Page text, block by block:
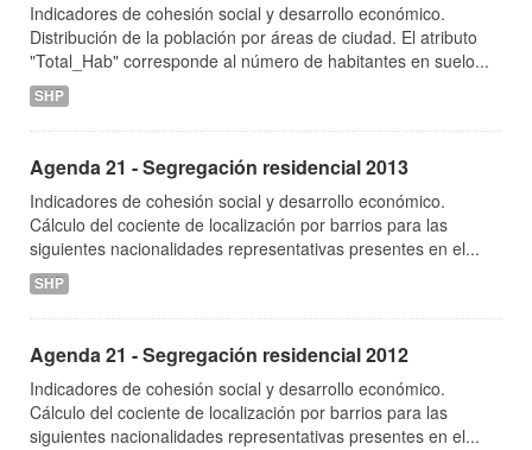
Indicadores de cohesión social y desarrollo económico.
Distribución de la población por áreas de ciudad. El atributo
"Total_Hab" corresponde al número de habitantes en suelo...
SHP
Agenda 21 - Segregación residencial 2013
Indicadores de cohesión social y desarrollo económico.
Cálculo del cociente de localización por barrios para las
siguientes nacionalidades representativas presentes en el...
SHP
Agenda 21 - Segregación residencial 2012
Indicadores de cohesión social y desarrollo económico.
Cálculo del cociente de localización por barrios para las
siguientes nacionalidades representativas presentes en el...